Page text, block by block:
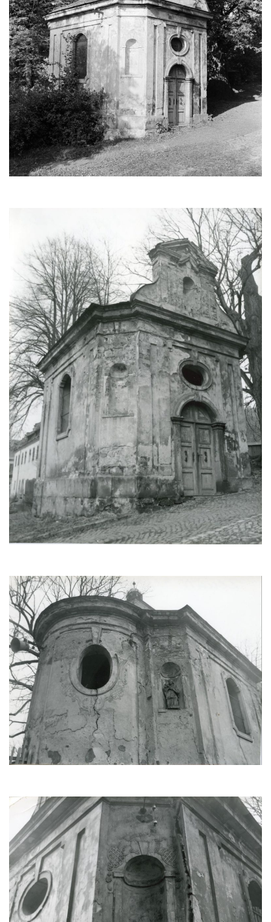
Kostel svatých Petra a Pavla v Jeníkově
Kaple svaté Anny v Jeníkově
Kaple Panny Marie v Lahošti
Kaple svatého Jana Nepomuckého v
Lahošti
Kostel svatého Mikuláše v Mikulášovicích
Kaple Tří otců v Mikulášovicích
Kaple Matky Boží v Mikulášovicích
Kaple Andělů strážných (Fürleova kaple) v
Mikulášovicích
Kostel svatého Mikuláše v Třebušíně
Klášterní kostel svatého Františka z Assisi v
Zákupech
Kaple svatého Josefa u Zákup
Kostel svatých Fabiána a Šebestiána v
Zákupech
Kostel svatého Havla v Kuřívodech
Kaple Krista v žaláři u kostela Nalezení
svatého Kříže ve Frýdlantu
Kostel Nalezení svatého Kříže ve Frýdlantu
Kostel Krista Spasitele ve Frýdlantu
Kaple Getsemanské zahrady na křížové
cestě na Křížovém vrchu ve Frýdlantu
Kaple Božího hrobu na Křížové cestě na
Křížovém vrchu ve Frýdlantu
Poustevna na Křížové cestě na Křížovém
vrchu ve Frýdlantu
Kostel svatého Jakuba Většího v Sokolově
Kostel Nanebevzetí Panny Marie ve
Kostel Jména Panny Marie v Sepekově
Kostel svatých Petra a Pavla v Růžové
Kaple Stětí svatého Jana Křtitele v
Rumburku
Bývalá synagoga v Milevsku
Kostel svaté Kateřiny Alexandrijské v
Krásně
Kostel Božího Těla v Kraslicích
Kostel svaté Maří Magdalény v Karlových
Varech
Kaple Panny Marie pod hradem Přimda
Hrobová kaple na hřbitově v Rychnově u
Jablonce nad Nisou
Márnice/hřbitovní kaple na hřbitově v
Rychnově u Jablonce nad Nisou
Výklenková kaple u rozcestí u domu čp. 42
v Krásné u Pěnčína
Márnice na hřbitově v Krásné u Pěnčína
Výklenková kaple naproti domu čp. 34 v